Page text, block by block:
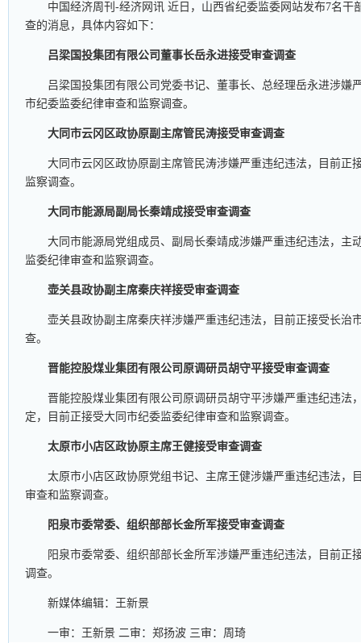
中国经济周刊-经济网讯 近日，山西省纪委监委网站发布7名干
查的消息，具体内容如下：
吕梁国投集团有限公司董事长岳永进接受审查调查
吕梁国投集团有限公司党委书记、董事长、总经理岳永进涉嫌
市纪委监委纪律审查和监察调查。
大同市云冈区政协原副主席管民涛接受审查调查
大同市云冈区政协原副主席管民涛涉嫌严重违纪违法，目前正
监察调查。
大同市能源局副局长秦靖成接受审查调查
大同市能源局党组成员、副局长秦靖成涉嫌严重违纪违法，主
监委纪律审查和监察调查。
壶关县政协副主席秦庆祥接受审查调查
壶关县政协副主席秦庆祥涉嫌严重违纪违法，目前正接受长治
查。
晋能控股煤业集团有限公司原调研员胡守平接受审查调查
晋能控股煤业集团有限公司原调研员胡守平涉嫌严重违纪违法
定，目前正接受大同市纪委监委纪律审查和监察调查。
太原市小店区政协原主席王健接受审查调查
太原市小店区政协原党组书记、主席王健涉嫌严重违纪违法，
审查和监察调查。
阳泉市委常委、组织部部长金所军接受审查调查
阳泉市委常委、组织部部长金所军涉嫌严重违纪违法，目前正
调查。
新媒体编辑：王新景
一审：王新景 二审：郑扬波 三审：周琦